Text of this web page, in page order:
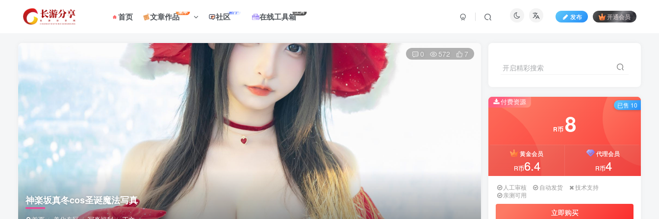
首页 文章作品菜单 社区帖子 在线工具箱工具
发布 开通会员
神楽坂真冬cos圣诞魔法写真
0 572
7
开启精彩搜索
付费资源
R币 8
黄金会员
R币6.4
代理会员
R币4
人工审核 自动发货
技术支持
亲测可用
立即购买
已售 10
登录
没有账号？立即注册